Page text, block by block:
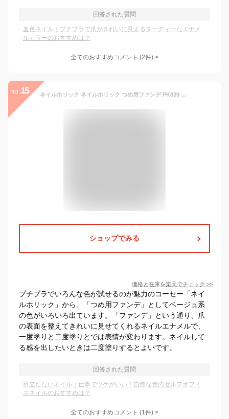
回答された質問
血色ネイル｜プチプラで爪がきれいに見えるヌーディーなエナメ
ルカラーのおすすめは？
全てのおすすめコメント (2件) >
no. 15 ネイルホリック ネイルホリック つめ用ファンデ PK839 ピンクベージュ 5mL マニキュア アットコスメ _24Feb
ショップでみる
価格と在庫を楽天でチェック >>
プチプラでいろんな色が試せるのが魅力のコーセー「ネイ
ルホリック」から、「つめ用ファンデ」としてベージュ系
の色がいろいろ出ています。「ファンデ」という通り、爪
の表面を整えてきれいに見せてくれるネイルエナメルで、
一度塗りと二度塗りとでは表情が変わります。ネイルして
る感を出したいときは二度塗りするとよいです。
回答された質問
目立たないネイル｜仕事でウケがいい！自然な色のセルフオフィ
スネイルのおすすめは？
全てのおすすめコメント (1件) >